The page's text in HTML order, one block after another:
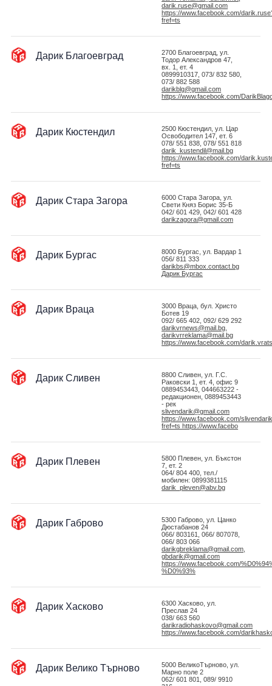
darik.ruse@gmail.com
https://www.facebook.com/
fref=ts
Дарик Благоевград
2700 Благоевград, ул.
Тодор Александров 47,
вх. 1, ет. 4
0899910317, 073/ 832 580,
073/ 882 588
darikblg@gmail.com
https://www.facebook.com/
Дарик Кюстендил
2500 Кюстендил, ул. Цар
Освободител 147, ет. 6
078/ 551 838, 078/ 551 818
darik_kustendil@mail.bg
https://www.facebook.com/
fref=ts
Дарик Стара Загора
6000 Стара Загора, ул.
Свети Княз Борис 35-Б
042/ 601 429, 042/ 601 428
darikzagora@gmail.com
Дарик Бургас
8000 Бургас, ул. Вардар 1
056/ 811 333
darikbs@mbox.contact.bg
Дарик Бургас
Дарик Враца
3000 Враца, бул. Христо
Ботев 19
092/ 665 402, 092/ 629 292
darikvrnews@mail.bg,
darikvrreklama@mail.bg
https://www.facebook.com/
Дарик Сливен
8800 Сливен, ул. Г.С.
Раковски 1, ет. 4, офис 9
0889453443, 044663222 -
редакционен, 0889453443
- рек
slivendarik@gmail.com
https://www.facebook.com/
fref=ts https://www.facebo
Дарик Плевен
5800 Плевен, ул. Бъкстон
7, ет. 2
064/ 804 400, тел./
мобилен: 0899381115
darik_pleven@abv.bg
Дарик Габрово
5300 Габрово, ул. Цанко
Дюстабанов 24
066/ 803161, 066/ 807078,
066/ 803 066
darikgbreklama@gmail.com,
gbdarik@gmail.com
https://www.facebook.com/
%D0%93%
Дарик Хасково
6300 Хасково, ул.
Преслав 24
038/ 663 560
darikradiohaskovo@gmail.com
https://www.facebook.com/
Дарик Велико Търново
5000 ВеликоТърново, ул.
Марно поле 2
062/ 601 801, 089/ 9910